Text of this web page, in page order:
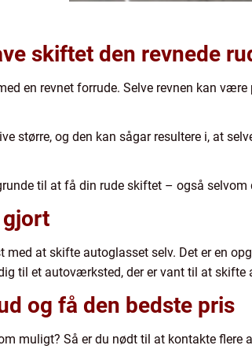
skiftet den revnede
en revnet forrude. Selve revnen kan
større, og den kan sågar resultere i, at
til at få din rude skiftet – også selvom
gjort
med at skifte autoglasset selv. Det er en
til et autoværksted, der er vant til at skifte
og få den bedste pris
muligt? Så er du nødt til at kontakte